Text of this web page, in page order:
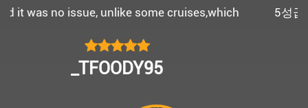
5성급 신식 몽쉐리 크루즈와 리무진 버스 덕분에 부
멀미가 있으신 부모님을 배려해서 리무진에서 앞좌
석으로 배치해주시어 고마웠습니다.
CHOKYUNGSEOK